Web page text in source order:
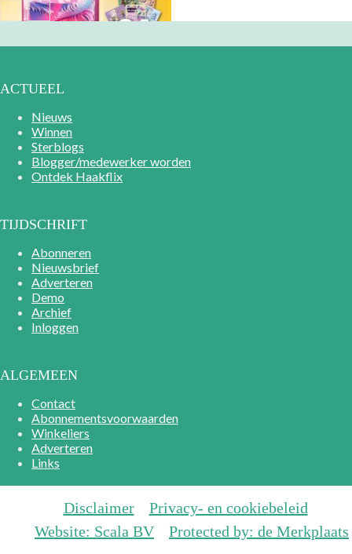
ACTUEEL
Nieuws
Winnen
Sterblogs
Blogger/medewerker worden
Ontdek Haakflix
TIJDSCHRIFT
Abonneren
Nieuwsbrief
Adverteren
Demo
Archief
Inloggen
ALGEMEEN
Contact
Abonnementsvoorwaarden
Winkeliers
Adverteren
Links
Disclaimer
Privacy- en cookiebeleid
Website: Scala BV
Protected by: de Merkplaats